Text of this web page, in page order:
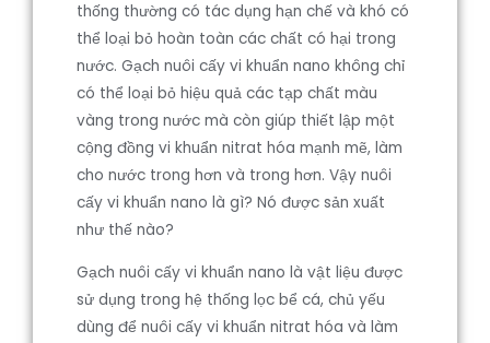
thống thường có tác dụng hạn chế và khó có
thể loại bỏ hoàn toàn các chất có hại trong
nước. Gạch nuôi cấy vi khuẩn nano không chỉ
có thể loại bỏ hiệu quả các tạp chất màu
vàng trong nước mà còn giúp thiết lập một
cộng đồng vi khuẩn nitrat hóa mạnh mẽ, làm
cho nước trong hơn và trong hơn. Vậy nuôi
cấy vi khuẩn nano là gì? Nó được sản xuất
như thế nào?
Gạch nuôi cấy vi khuẩn nano là vật liệu được
sử dụng trong hệ thống lọc bể cá, chủ yếu
dùng để nuôi cấy vi khuẩn nitrat hóa và làm